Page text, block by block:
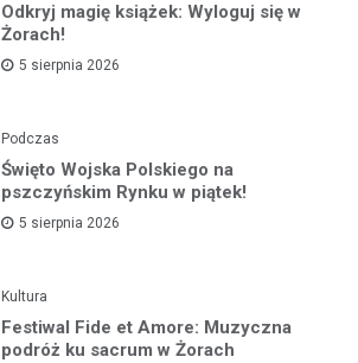
Odkryj magię książek: Wyloguj się w
Żorach!
5 sierpnia 2026
Podczas
Święto Wojska Polskiego na
pszczyńskim Rynku w piątek!
5 sierpnia 2026
Kultura
Festiwal Fide et Amore: Muzyczna
podróż ku sacrum w Żorach